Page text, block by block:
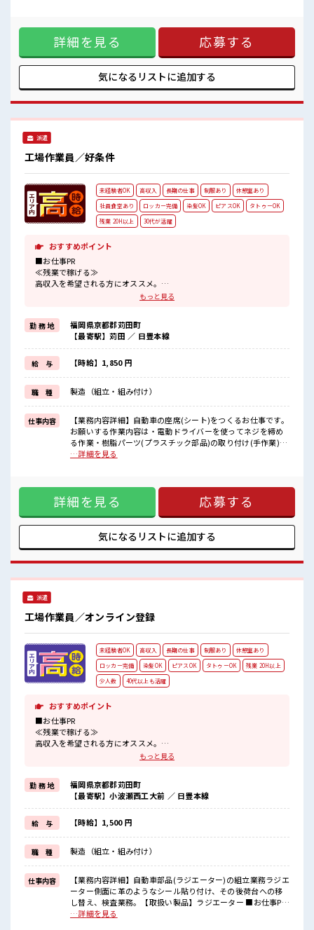
20代の若い世代がたくさん活躍中の活気ある職場！
休憩時間にゆっくりできるスペース完備！
服装の悩み解消♪ ≪未経験の方も大カンゲイ≫ 新しいことに
チャレンジするのは不安だけど、 しっかり働く環境が整って
います！ イチからスキルUP・ステップUP目指していきまし
ょう！ ≪様々なお仕事をご提案≫ 一人で悩まず気軽に相談で
きる、 派遣のお仕事です！ ■職場の雰囲気 髪型にこだわりの
あるアナタは必見！ 髪型自由な職場！ 20代の若い世代がたく
ース完備！
詳細を見る 応募する
気になるリストに追加する
派遣
工場作業員／好条件
未経験者OK 高収入 長期の仕事 制服あり
休憩室あり
社員食堂あり
ロッカー完備 染髪OK ピアスOK
タトゥーOK
残業 20H以上
30代が活躍
おすすめポイント
■お仕事PR
≪残業で稼げる≫
高収入を希望される方にオススメ。
残業は月20時間以上あります♪
明るすぎたり奇抜でなければ基本的に自由！
(規定有)制服があると毎日の服選びに悩まずOK♪
≪未経験でも活躍できる≫
新しいことにチャレンジするのは不安だけど、
しっかり働く環境が整っています！
イチからスキルUP・ステップUP目指していきましょう！
≪自分に向いている仕事が探せる≫
困った事などがあれば、
担当がしっかりサポートします！
■職場の雰囲気
明るすぎたり奇抜過ぎなければヘアカラーOK！
休憩室で楽しくおしゃべり！
ロッカー付き職場♪
もっと見る
勤 務 地
福岡県京都郡苅田町
【最寄駅】苅田 ／ 日豊本線
給 与 【時給】1,850 円
職 種 製造（組立・組み付け）
仕事内容
【業務内容詳細】自動車の座席(シート)をつくるお仕事です。
お願いする作業内容は・電動ドライバーを使ってネジを締め
る作業・樹脂パーツ(プラスチック部品)の取り付け(手作業)・
シートカバーを手作業でかぶせて仕上げ・電動工具を使った
られます。ライン作業とセル作業があり、単調すぎず働きや
すい環境です。【取扱製品情報】自動車用シート ■お仕事PR
≪残業で稼げる≫ 高収入を希望される方にオススメ。 残業は
月20時間以上あります♪ ≪ヘアカラーOKで自由な雰囲気の
職場≫ 明るすぎたり奇抜でなければ基本的に自由！ (規定有)
制服があると毎日の服選びに悩まずOK♪ ≪未経験でも活躍で
り働く環境が整っています！ イチからスキルUP・ステップ
UP目指していきましょう！ ≪自分に向いている仕事が探せる
OK！ 休憩室で楽しくおしゃべり！ ストレス解消☆ 持ち物が
多いあなたにもぴったり☆ ロッカー付き職場♪
…詳細を見る
詳細を見る 応募する
気になるリストに追加する
派遣
工場作業員／オンライン登録
未経験者OK 高収入 長期の仕事 制服あり
休憩室あり
ロッカー完備
染髪OK ピアスOK タトゥーOK
残業 20H以上
少人数
40代以上も活躍
おすすめポイント
■お仕事PR
≪残業で稼げる≫
高収入を希望される方にオススメ。
残業は月20時間以上あります♪
明るすぎたり奇抜でなければ基本的に自由！
(規定有)制服があると毎日の服選びに悩まずOK♪
≪未経験OKの仕事≫
新しいことにチャレンジするのは不安だけど、
しっかり働く環境が整っています！
イチからスキルUP・ステップUP目指していきましょう！
≪自分に向いている仕事が探せる≫
困った事などがあれば、
担当がしっかりサポートします！
■職場の雰囲気
少人数の職場だから一緒に働く仲間との距離もグッと近い！
髪型にこだわりのあるアナタは必見！
もっと見る
勤 務 地
福岡県京都郡苅田町
【最寄駅】小波瀬西工大前 ／ 日豊本線
給 与 【時給】1,500 円
職 種 製造（組立・組み付け）
仕事内容
【業務内容詳細】自動車部品(ラジエーター)の組立業務ラジエ
ーター側面に革のようなシール貼り付け、その後荷台への移
し替え、検査業務。【取扱い製品】ラジエーター ■お仕事PR
≪残業で稼げる≫ 高収入を希望される方にオススメ。 残業は
…詳細を見る